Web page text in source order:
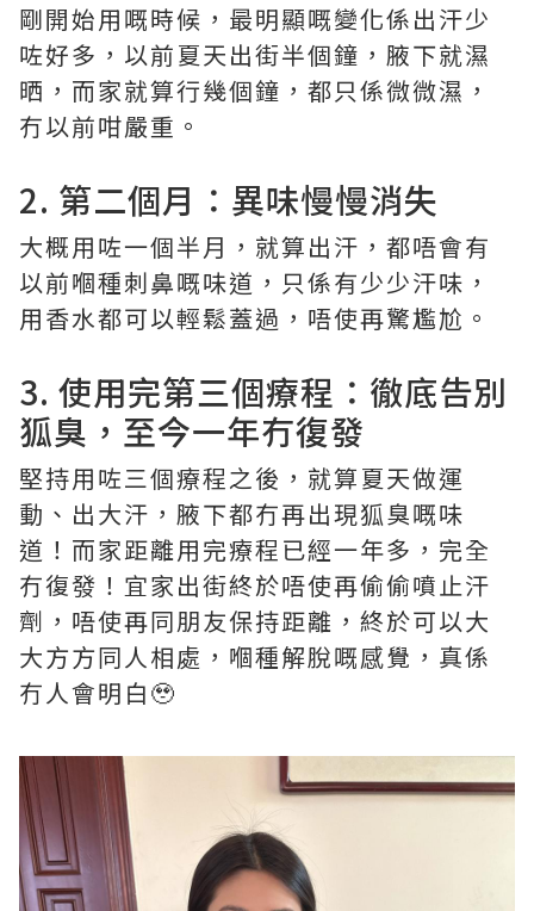
剛開始用嘅時候，最明顯嘅變化係出汗少
咗好多，以前夏天出街半個鐘，腋下就濕
晒，而家就算行幾個鐘，都只係微微濕，
冇以前咁嚴重。
2. 第二個月：異味慢慢消失
大概用咗一個半月，就算出汗，都唔會有
以前嗰種刺鼻嘅味道，只係有少少汗味，
用香水都可以輕鬆蓋過，唔使再驚尷尬。
3. 使用完第三個療程：徹底告別
狐臭，至今一年冇復發
堅持用咗三個療程之後，就算夏天做運
動、出大汗，腋下都冇再出現狐臭嘅味
道！而家距離用完療程已經一年多，完全
冇復發！宜家出街終於唔使再偷偷噴止汗
劑，唔使再同朋友保持距離，終於可以大
大方方同人相處，嗰種解脫嘅感覺，真係
冇人會明白🥹